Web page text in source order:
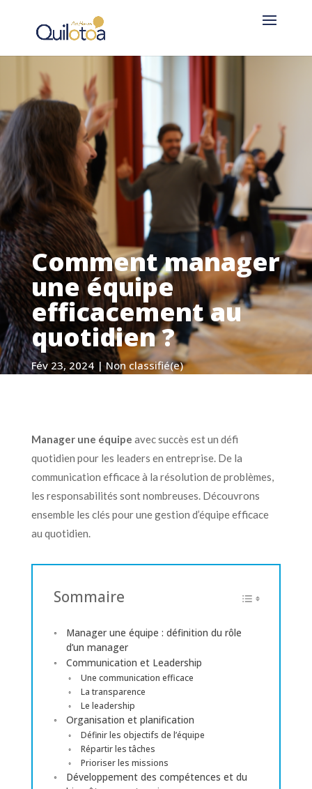
Comment manager
une équipe
efficacement au
quotidien ?
Fév 23, 2024|Non classifié(e)
Manager une équipe avec succès est un défi
quotidien pour les leaders en entreprise. De la
communication efficace à la résolution de problèmes,
les responsabilités sont nombreuses. Découvrons
ensemble les clés pour une gestion d’équipe efficace
au quotidien.
Sommaire
Manager une équipe : définition du rôle
d’un manager
Communication et Leadership
Une communication efficace
La transparence
Le leadership
Organisation et planification
Définir les objectifs de l’équipe
Répartir les tâches
Prioriser les missions
Développement des compétences et du